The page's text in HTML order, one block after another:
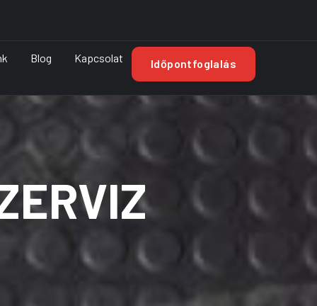
Blog Kapcsolat Időpontfoglalás